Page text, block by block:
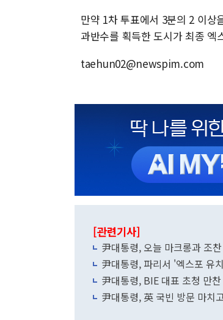
만약 1차 투표에서 3분의 2 이상
과반수를 획득한 도시가 최종 엑
taehun02@newspim.com
[관련기사]
尹대통령, 오늘 마크롱과 조
尹대통령, 파리서 '엑스포 유
尹대통령, BIE 대표 초청 만
尹대통령, 英 국빈 방문 마치